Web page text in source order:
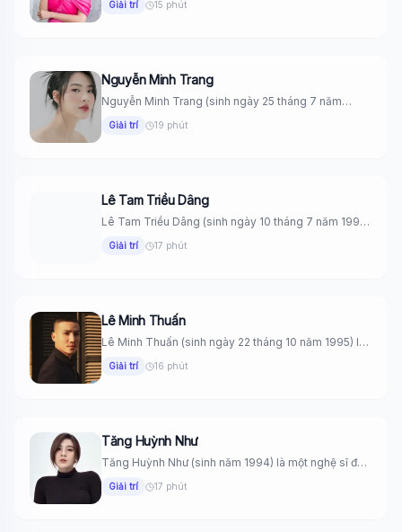
Giải trí 15 phút
Nguyễn Minh Trang
Nguyễn Minh Trang (sinh ngày 25 tháng 7 năm
Giải trí 19 phút
Lê Tam Triều Dâng
Lê Tam Triều Dâng (sinh ngày 10 tháng 7 năm 1998)
Giải trí 17 phút
Lê Minh Thuấn
Lê Minh Thuấn (sinh ngày 22 tháng 10 năm 1995) là
Giải trí 16 phút
Tăng Huỳnh Như
Tăng Huỳnh Như (sinh năm 1994) là một nghệ sĩ đa
Giải trí 17 phút